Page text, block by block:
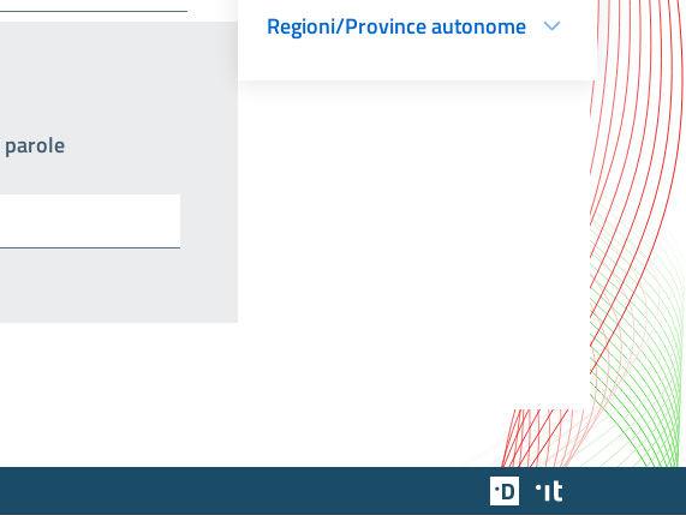
parole
Regioni/Province autonome
Team Digitale